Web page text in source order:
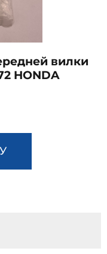
вилки
HONDA